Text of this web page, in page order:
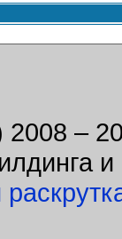
2008 –